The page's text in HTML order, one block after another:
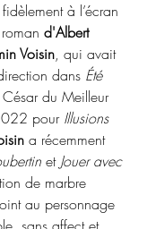
à l’écran
d'Albert
Voisin, qui avait
dans Été
du Meilleur
pour Illusions
a récemment
et Jouer avec
de marbre
au personnage